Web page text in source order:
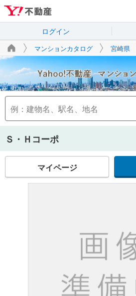
ログイン
マンションカタログ 宮崎県
Ｓ・Ｈコーポ
マイページ